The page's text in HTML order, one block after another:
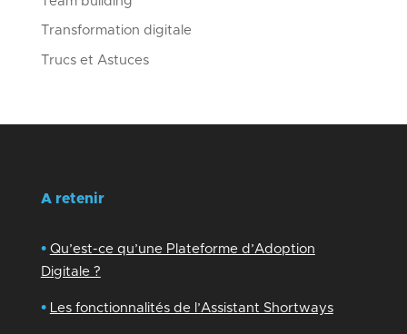
Transformation digitale
Trucs et Astuces
A retenir
• Qu’est-ce qu’une Plateforme d’Adoption
Digitale ?
• Les fonctionnalités de l’Assistant Shortways